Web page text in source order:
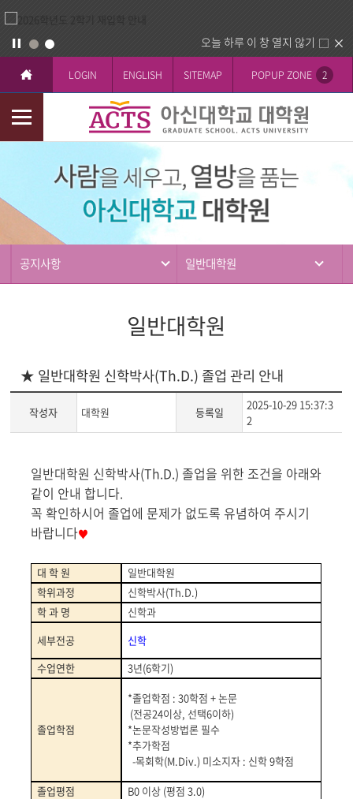
오늘 하루 이 창 열지 않기
LOGIN ENGLISH SITEMAP POPUP ZONE 2
모
바
티
공지사항 일반대학원
일반대학원
★ 일반대학원 신학박사(Th.D.) 졸업 관리 안내
작성자 대학원 등록일
2025-10-29 15:37:3
2
게
시
글
본
문
일반대학원 신학박사(Th.D.) 졸업을 위한 조건을 아래와
같이 안내 합니다.
꼭 확인하시어 졸업에 문제가 없도록 유념하여 주시기
바랍니다♥
대 학 원
일반대학원
학위과정
신학박사(Th.D.)
학 과 명
신학과
세부전공
신학
수업연한
3년(6학기)
졸업학점
*졸업학점 : 30학점+논문
(전공24이상, 선택6이하)
*논문작성방법론 필수
*추가학점
-목회학(M.Div.) 미소지자 : 신학9학점
졸업평점
B0 이상 (평점3.0)